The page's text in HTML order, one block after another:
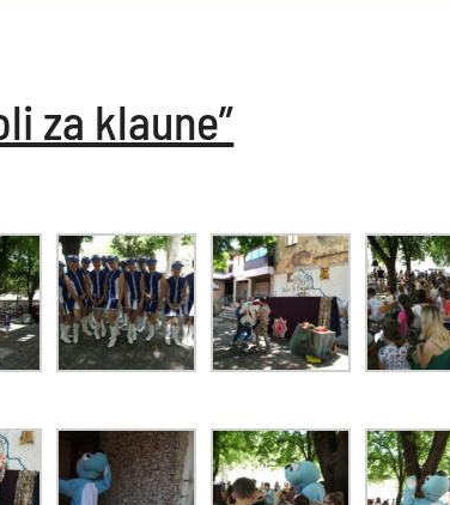
za klaune”